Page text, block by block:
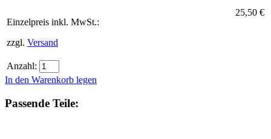
Einzelpreis inkl. MwSt.:
zzgl. Versand
25,50 €
Anzahl:
In den Warenkorb legen
Passende Teile: